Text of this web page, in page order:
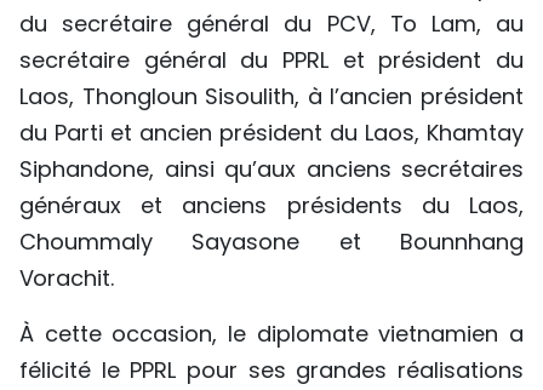
РУССКИЙ
ESPAÑOL
du secrétaire général du PCV, To Lam, au
secrétaire général du PPRL et président du
Laos, Thongloun Sisoulith, à l’ancien président
du Parti et ancien président du Laos, Khamtay
Siphandone, ainsi qu’aux anciens secrétaires
généraux et anciens présidents du Laos,
Choummaly Sayasone et Bounnhang
Vorachit.
À cette occasion, le diplomate vietnamien a
félicité le PPRL pour ses grandes réalisations